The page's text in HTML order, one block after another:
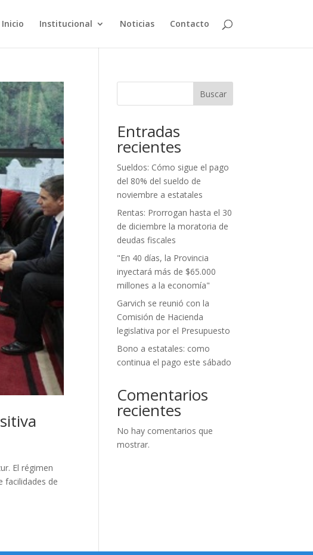
Inicio Institucional Noticias Contacto
El régimen
facilidades de
Buscar
Entradas
recientes
Sueldos: Cómo sigue el pago
del 80% del sueldo de
noviembre a estatales
Rentas: Prorrogan hasta el 30
de diciembre la moratoria de
deudas fiscales
"En 40 días, la Provincia
inyectará más de $65.000
millones a la economía"
Garvich se reunió con la
Comisión de Hacienda
legislativa por el Presupuesto
Bono a estatales: como
continua el pago este sábado
Comentarios
recientes
No hay comentarios que
mostrar.